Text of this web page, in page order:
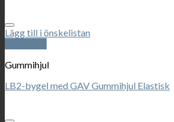
Lägg till i önskelistan
Gummihjul
LB2-bygel med GAV Gummihjul Elastisk